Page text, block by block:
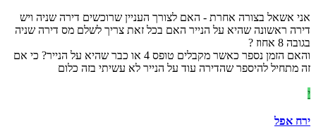
אני אשאל בצורה אחרת - האם לצורך העניין שרוכשים דירה שניה ויש
דירה ראשונה שהיא על הנייר האם בכל זאת צריך לשלם מס דירה שניה
בגובה 8 אחוז ?
והאם הזמן נספר כאשר מקבלים טופס 4 או כבר שהיא על הנייר? כי אם
זה מתחיל להיספר שהדירה עוד על הנייר לא עשיתי בזה כלום
י
ירח אפל